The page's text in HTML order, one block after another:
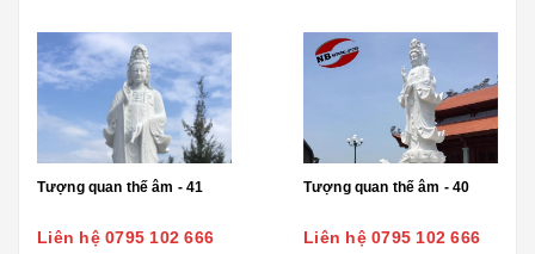
Tượng quan thế âm - 41
Liên hệ 0795 102 666
Tượng quan thế âm - 40
Liên hệ 0795 102 666